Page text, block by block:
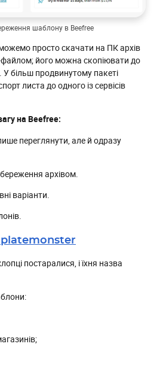
шаблону в Beefree
просто скачати на ПК архів
його можна скопіювати до
У більш продвинутому пакеті
листа до одного із сервісів
на Beefree:
переглянути, але й одразу
архівом.
варіанти.
постаралися, і їхня назва